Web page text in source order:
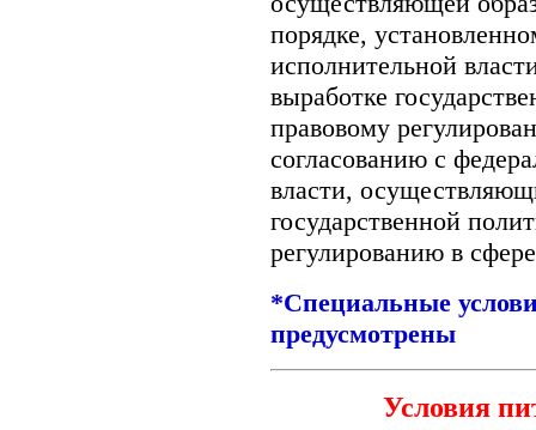
порядке,
исполнительной
выработке
правовому
согласованию с
власти,
государственной
регулированию в
*Специальные
предусмотрены
Условия